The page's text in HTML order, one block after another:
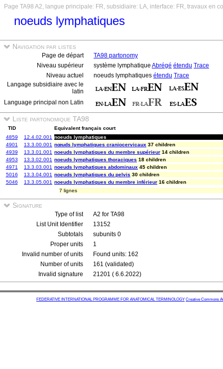
Page TA98 A2, langue principale: FR, subsidiaire: LA, interface: FR, travaux en
noeuds lymphatiques
Navigation par listes
Page de départ
TA98 partonomy
Niveau supérieur
système lymphatique Abrégé étendu Trace
Niveau actuel
noeuds lymphatiques étendu Trace
Langage subsidiaire avec le
latin
Language principal non Latin
Liste partonomique TA98
TID
Equivalent français court
4859
12.4.02.001 noeuds lymphatiques
4901
13.3.00.001 nœuds lymphatiques craniocervicaux 37 children
4939
13.3.01.001 noeuds lymphatiques du membre supérieur 14 children
4953
13.3.02.001 noeuds lymphatiques thoraciques 18 children
4971
13.3.03.001 noeuds lymphatiques abdominaux 45 children
5016
13.3.04.001 noeuds lymphatiques du pelvis 30 children
5046
13.3.05.001 noeuds lymphatiques du membre inférieur 16 children
7 lignes
Signature
Type of list
A2 for TA98
List Unit Identifier
13152
Subtotals
subunits 0
Proper units
1
Invalid number of units
Found units: 162
Number of units
161 (validated)
Invalid signature
21201 ( 6.6.2022)
FEDERATIVE INTERNATIONAL PROGRAMME FOR ANATOMICAL TERMINOLOGY Creative Commons